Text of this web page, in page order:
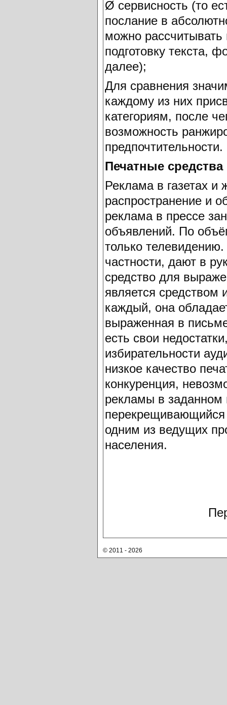
Ø сервисность (то
послание в
можно
подготовку текста,
далее);
Для сравнения
каждому из них
категориям, после
возможность
предпочтительности.
Печатные
Реклама в газетах и
распространение и
реклама в прессе
объявлений. По
только
частности, дают в
средство для
является средством
каждый, она
выраженная в
есть свои
избирательности
низкое качество
конкуренция,
рекламы в заданном
перекрещивающийся
одним из ведущих
населения.
© 2011 - 2026